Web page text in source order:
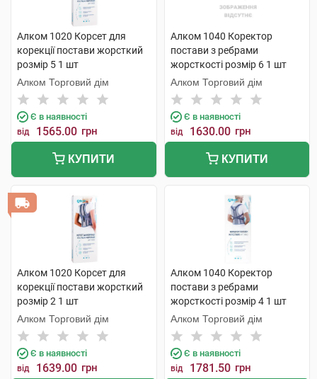
Алком 1020 Корсет для
корекції постави жорсткий
розмір 5 1 шт
Алком Торговий дім
Є в наявності
від 1565.00 грн
КУПИТИ
Алком 1040 Коректор
постави з ребрами
жорсткості розмір 6 1 шт
Алком Торговий дім
Є в наявності
від 1630.00 грн
КУПИТИ
Алком 1020 Корсет для
корекції постави жорсткий
розмір 2 1 шт
Алком Торговий дім
Є в наявності
від 1639.00 грн
Алком 1040 Коректор
постави з ребрами
жорсткості розмір 4 1 шт
Алком Торговий дім
Є в наявності
від 1781.50 грн